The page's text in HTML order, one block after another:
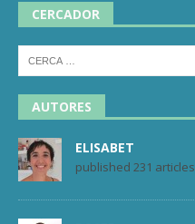
CERCADOR
AUTORES
ELISABET
published 231 articles